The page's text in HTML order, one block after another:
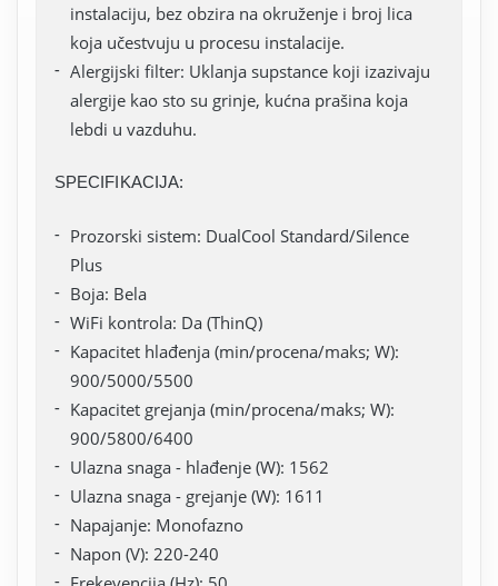
instalaciju, bez obzira na okruženje i broj lica
koja učestvuju u procesu instalacije.
Alergijski filter: Uklanja supstance koji izazivaju
alergije kao sto su grinje, kućna prašina koja
lebdi u vazduhu.
SPECIFIKACIJA:
Prozorski sistem: DualCool Standard/Silence
Plus
Boja: Bela
WiFi kontrola: Da (ThinQ)
Kapacitet hlađenja (min/procena/maks; W):
900/5000/5500
Kapacitet grejanja (min/procena/maks; W):
900/5800/6400
Ulazna snaga - hlađenje (W): 1562
Ulazna snaga - grejanje (W): 1611
Napajanje: Monofazno
Napon (V): 220-240